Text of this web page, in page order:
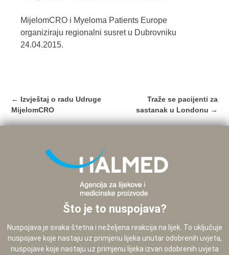
MijelomCRO i Myeloma Patients Europe
organiziraju regionalni susret u Dubrovniku
24.04.2015.
Post
navigation
← Izvještaj o radu Udruge
MijelomCRO
Traže se pacijenti za
sastanak u Londonu →
Što je to nuspojava?
Nuspojava je svaka štetna i neželjena reakcija na lijek. To uključuje
nuspojave koje nastaju uz primjenu lijeka unutar odobrenih uvjeta,
nuspojave koje nastaju uz primjenu lijeka izvan odobrenih uvjeta